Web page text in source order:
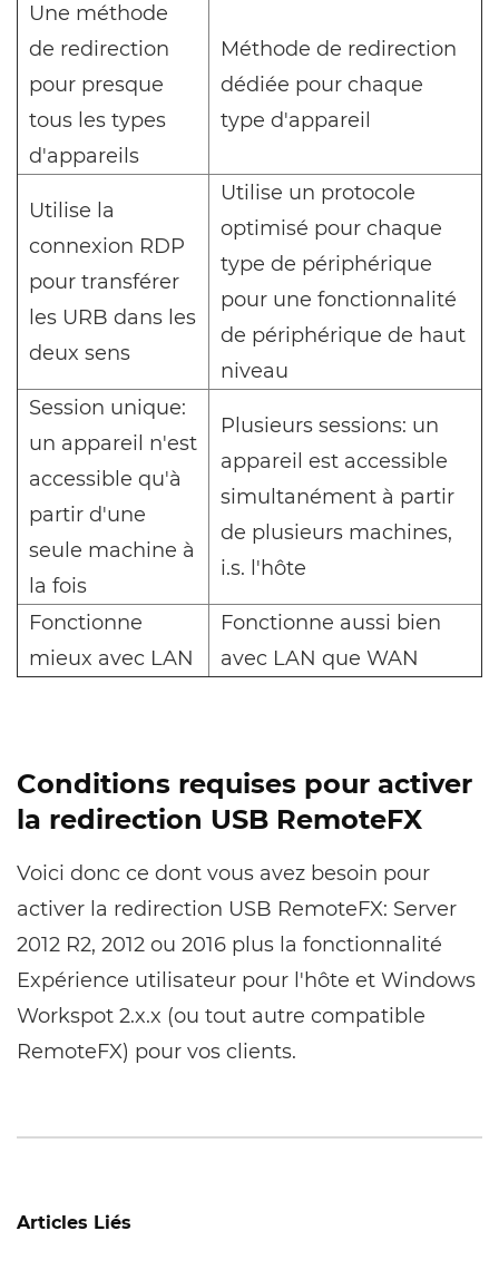
Une méthode
de redirection
pour presque
tous les types
d'appareils
Méthode de redirection
dédiée pour chaque
type d'appareil
Utilise la
connexion RDP
pour transférer
les URB dans les
deux sens
Utilise un protocole
optimisé pour chaque
type de périphérique
pour une fonctionnalité
de périphérique de haut
niveau
Session unique:
un appareil n'est
accessible qu'à
partir d'une
seule machine à
la fois
Plusieurs sessions: un
appareil est accessible
simultanément à partir
de plusieurs machines,
i.s. l'hôte
Fonctionne
mieux avec LAN
Fonctionne aussi bien
avec LAN que WAN
Conditions requises pour activer
la redirection USB RemoteFX
Voici donc ce dont vous avez besoin pour
activer la redirection USB RemoteFX: Server
2012 R2, 2012 ou 2016 plus la fonctionnalité
Expérience utilisateur pour l'hôte et Windows
Workspot 2.x.x (ou tout autre compatible
RemoteFX) pour vos clients.
Articles Liés